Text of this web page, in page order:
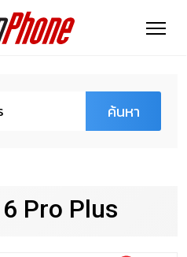
ค้นหา
Pro Plus